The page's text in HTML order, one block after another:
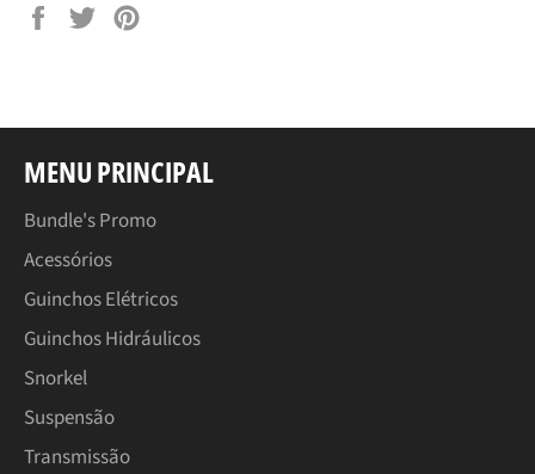
Compartilhar
Tuitar
MENU PRINCIPAL
Bundle's Promo
Acessórios
Guinchos Elétricos
Guinchos Hidráulicos
Snorkel
Suspensão
Transmissão